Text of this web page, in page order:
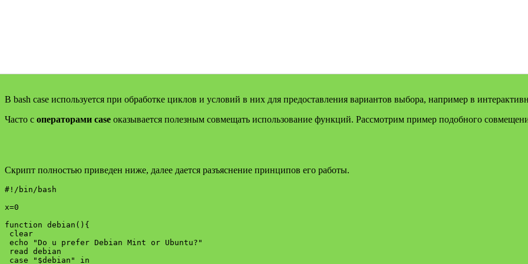
В bash case используется при обработке циклов и условий в них для предоставления вариантов выбора, например в
Часто с операторами case оказывается полезным совмещать использование функций. Рассмотрим пример подобного
Скрипт полностью приведен ниже, далее дается разъяснение принципов его работы.
#!/bin/bash
x=0
function debian(){
clear
echo "Do u prefer Debian Mint or Ubuntu?"
read debian
case "$debian" in